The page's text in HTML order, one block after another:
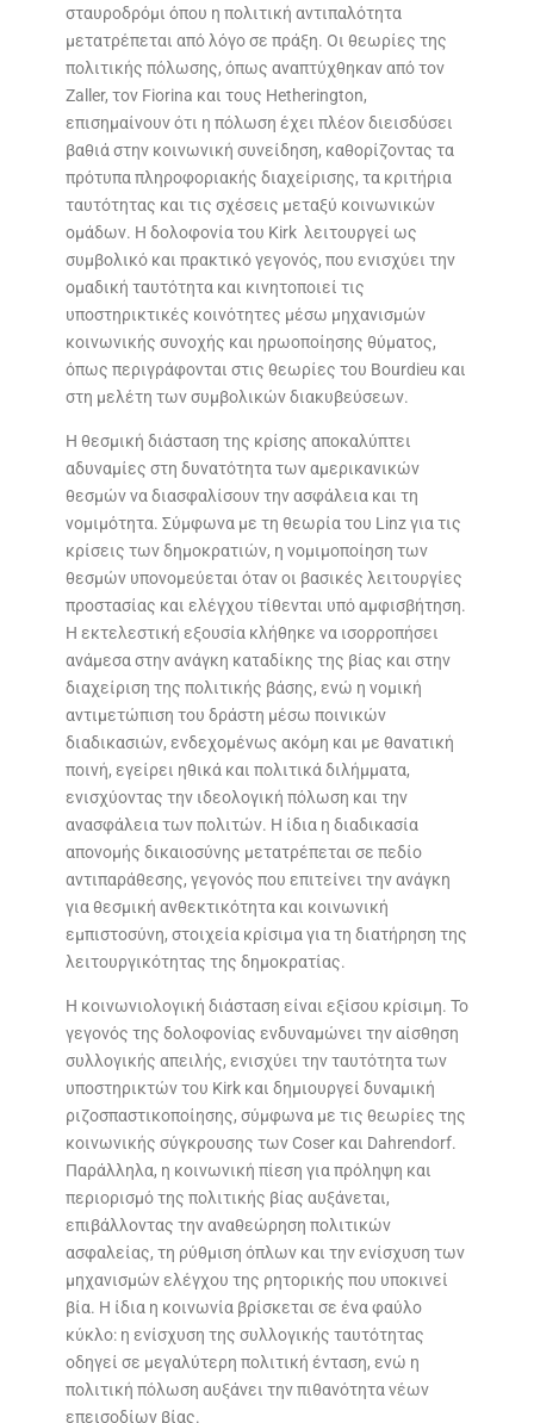
σταυροδρόμι όπου η πολιτική αντιπαλότητα
μετατρέπεται από λόγο σε πράξη. Οι θεωρίες της
πολιτικής πόλωσης, όπως αναπτύχθηκαν από τον
Zaller, τον Fiorina και τους Hetherington,
επισημαίνουν ότι η πόλωση έχει πλέον διεισδύσει
βαθιά στην κοινωνική συνείδηση, καθορίζοντας τα
πρότυπα πληροφοριακής διαχείρισης, τα κριτήρια
ταυτότητας και τις σχέσεις μεταξύ κοινωνικών
ομάδων. Η δολοφονία του Kirk λειτουργεί ως
συμβολικό και πρακτικό γεγονός, που ενισχύει την
ομαδική ταυτότητα και κινητοποιεί τις
υποστηρικτικές κοινότητες μέσω μηχανισμών
κοινωνικής συνοχής και ηρωοποίησης θύματος,
όπως περιγράφονται στις θεωρίες του Bourdieu και
στη μελέτη των συμβολικών διακυβεύσεων.
Η θεσμική διάσταση της κρίσης αποκαλύπτει
αδυναμίες στη δυνατότητα των αμερικανικών
θεσμών να διασφαλίσουν την ασφάλεια και τη
νομιμότητα. Σύμφωνα με τη θεωρία του Linz για τις
κρίσεις των δημοκρατιών, η νομιμοποίηση των
θεσμών υπονομεύεται όταν οι βασικές λειτουργίες
προστασίας και ελέγχου τίθενται υπό αμφισβήτηση.
Η εκτελεστική εξουσία κλήθηκε να ισορροπήσει
ανάμεσα στην ανάγκη καταδίκης της βίας και στην
διαχείριση της πολιτικής βάσης, ενώ η νομική
αντιμετώπιση του δράστη μέσω ποινικών
διαδικασιών, ενδεχομένως ακόμη και με θανατική
ποινή, εγείρει ηθικά και πολιτικά διλήμματα,
ενισχύοντας την ιδεολογική πόλωση και την
ανασφάλεια των πολιτών. Η ίδια η διαδικασία
απονομής δικαιοσύνης μετατρέπεται σε πεδίο
αντιπαράθεσης, γεγονός που επιτείνει την ανάγκη
για θεσμική ανθεκτικότητα και κοινωνική
εμπιστοσύνη, στοιχεία κρίσιμα για τη διατήρηση της
λειτουργικότητας της δημοκρατίας.
Η κοινωνιολογική διάσταση είναι εξίσου κρίσιμη. Το
γεγονός της δολοφονίας ενδυναμώνει την αίσθηση
συλλογικής απειλής, ενισχύει την ταυτότητα των
υποστηρικτών του Kirk και δημιουργεί δυναμική
ριζοσπαστικοποίησης, σύμφωνα με τις θεωρίες της
κοινωνικής σύγκρουσης των Coser και Dahrendorf.
Παράλληλα, η κοινωνική πίεση για πρόληψη και
περιορισμό της πολιτικής βίας αυξάνεται,
επιβάλλοντας την αναθεώρηση πολιτικών
ασφαλείας, τη ρύθμιση όπλων και την ενίσχυση των
μηχανισμών ελέγχου της ρητορικής που υποκινεί
βία. Η ίδια η κοινωνία βρίσκεται σε ένα φαύλο
κύκλο: η ενίσχυση της συλλογικής ταυτότητας
οδηγεί σε μεγαλύτερη πολιτική ένταση, ενώ η
πολιτική πόλωση αυξάνει την πιθανότητα νέων
επεισοδίων βίας.